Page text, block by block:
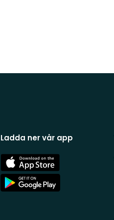
Ladda ner vår app
App
Store
App
Store